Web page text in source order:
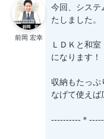
前岡 宏幸
今回、シス
たしました。
ＬＤＫと和
になります！
収納もたっぷ
なげて使えば
----------＊